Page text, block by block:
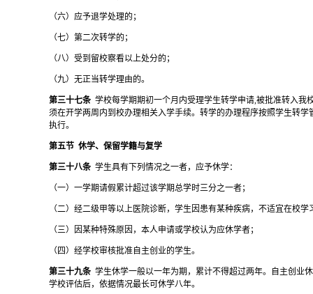
（六）应予退学处理的；
（七）第二次转学的；
（八）受到留校察看以上处分的；
（九）无正当转学理由的。
第三十七条 学校每学期期初一个月内受理学生转学申请,被批准转入我
须在开学两周内到校办理相关入学手续。转学的办理程序按照学生转学
执行。
第五节 休学、保留学籍与复学
第三十八条 学生具有下列情况之一者，应予休学：
（一）一学期请假累计超过该学期总学时三分之一者；
（二）经二级甲等以上医院诊断，学生因患有某种疾病，不适宜在校学
（三）因某种特殊原因，本人申请或学校认为应休学者；
（四）经学校审核批准自主创业的学生。
第三十九条 学生休学一般以一年为期，累计不得超过两年。自主创业
学校评估后，依据情况最长可休学八年。